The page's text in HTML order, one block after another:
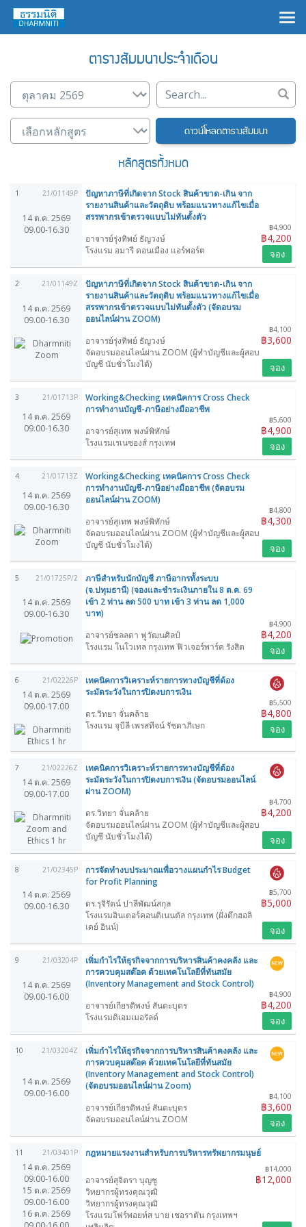
ตารางสัมมนาประจำเดือน
ดาวน์โหลดตารางสัมมนา
หลักสูตรทั้งหมด
1 21/01149P
14 ต.ค. 2569
09.00-16.30
ปัญหาภาษีที่เกิดจาก Stock สินค้าขาด-เกิน จาก
รายงานสินค้าและวัตถุดิบ พร้อมแนวทางแก้ไขเมื่อ
สรรพากรเข้าตรวจแบบไม่ทันตั้งตัว
฿4,900
฿4,200
อาจารย์รุ่งทิพย์ ธัญวงษ์
โรงแรม อมารี ดอนเมือง แอร์พอร์ต
จอง
2 21/01149Z
14 ต.ค. 2569
09.00-16.30
ปัญหาภาษีที่เกิดจาก Stock สินค้าขาด-เกิน จาก
รายงานสินค้าและวัตถุดิบ พร้อมแนวทางแก้ไขเมื่อ
สรรพากรเข้าตรวจแบบไม่ทันตั้งตัว (จัดอบรม
ออนไลน์ผ่าน ZOOM)
฿4,100
฿3,600
อาจารย์รุ่งทิพย์ ธัญวงษ์
จัดอบรมออนไลน์ผ่าน ZOOM (ผู้ทำบัญชีและผู้สอบ
บัญชี นับชั่วโมงได้)
จอง
3 21/01713P
14 ต.ค. 2569
09.00-16.30
Working&Checking เทคนิคการ Cross Check
การทำงานบัญชี-ภาษีอย่างมืออาชีพ
฿5,600
฿4,900
อาจารย์สุเทพ พงษ์พิทักษ์
โรงแรมเรเนซองส์ กรุงเทพ
จอง
4 21/01713Z
14 ต.ค. 2569
09.00-16.30
Working&Checking เทคนิคการ Cross Check
การทำงานบัญชี-ภาษีอย่างมืออาชีพ (จัดอบรม
ออนไลน์ผ่าน ZOOM)
฿4,800
฿4,300
อาจารย์สุเทพ พงษ์พิทักษ์
จัดอบรมออนไลน์ผ่าน ZOOM (ผู้ทำบัญชีและผู้สอบ
บัญชี นับชั่วโมงได้)
จอง
5 21/01725P/2
14 ต.ค. 2569
09.00-16.30
ภาษีสำหรับนักบัญชี ภาษีอากรทั้งระบบ
(จ.ปทุมธานี) (จองและชำระเงินภายใน 8 ต.ค. 69
เข้า 2 ท่าน ลด 500 บาท เข้า 3 ท่าน ลด 1,000
บาท)
฿4,900
฿4,200
อาจารย์ชลลดา ฟูวัฒนศิลป์
โรงแรม โนโวเทล กรุงเทพ ฟิวเจอร์พาร์ค รังสิต
จอง
6 21/02226P
14 ต.ค. 2569
09.00-17.00
เทคนิคการวิเคราะห์รายการทางบัญชีที่ต้อง
ระมัดระวังในการปิดงบการเงิน
฿5,500
฿4,800
ดร.วิทยา จั่นคล้าย
โรงแรม จุบีลี เพรสทีจน์ รัชดาภิเษก
จอง
7 21/02226Z
14 ต.ค. 2569
09.00-17.00
เทคนิคการวิเคราะห์รายการทางบัญชีที่ต้อง
ระมัดระวังในการปิดงบการเงิน (จัดอบรมออนไลน์
ผ่าน ZOOM)
฿4,700
฿4,200
ดร.วิทยา จั่นคล้าย
จัดอบรมออนไลน์ผ่าน ZOOM (ผู้ทำบัญชีและผู้สอบ
บัญชี นับชั่วโมงได้)
จอง
8 21/02345P
14 ต.ค. 2569
09.00-16.30
การจัดทำงบประมาณเพื่อวางแผนกำไร Budget
for Profit Planning
฿5,700
฿5,000
ดร.รุจิรัตน์ ปาลีพัฒน์สกุล
โรงแรมอินเตอร์คอนติเนนตัล กรุงเทพ (ฝั่งตึกฮอลิ
เดย์ อินน์)
จอง
9 21/03204P
14 ต.ค. 2569
09.00-16.00
เพิ่มกำไรให้ธุรกิจจากการบริหารสินค้าคงคลัง และ
การควบคุมสต๊อค ด้วยเทคโนโลยีที่ทันสมัย
(Inventory Management and Stock Control)
฿4,900
฿4,200
อาจารย์เกียรติพงษ์ สันตะบุตร
โรงแรมดิเอมเมอรัลด์
จอง
10 21/03204Z
14 ต.ค. 2569
09.00-16.00
เพิ่มกำไรให้ธุรกิจจากการบริหารสินค้าคงคลัง และ
การควบคุมสต๊อค ด้วยเทคโนโลยีที่ทันสมัย
(Inventory Management and Stock Control)
(จัดอบรมออนไลน์ผ่าน Zoom)
฿4,100
฿3,600
อาจารย์เกียรติพงษ์ สันตะบุตร
จัดอบรมออนไลน์ผ่าน ZOOM
จอง
11 21/03401P
14 ต.ค. 2569
09.00-16.00
15 ต.ค. 2569
09.00-16.00
16 ต.ค. 2569
กฎหมายแรงงานสำหรับการบริหารทรัพยากรมนุษย์
฿14,000
฿12,000
อาจารย์สุจิตรา บุญชู
วิทยากรผู้ทรงคุณวุฒิ
วิทยากรผู้ทรงคุณวุฒิ
โรงแรมโฟร์พอยท์ส บาย เชอราตัน กรุงเทพฯ
×